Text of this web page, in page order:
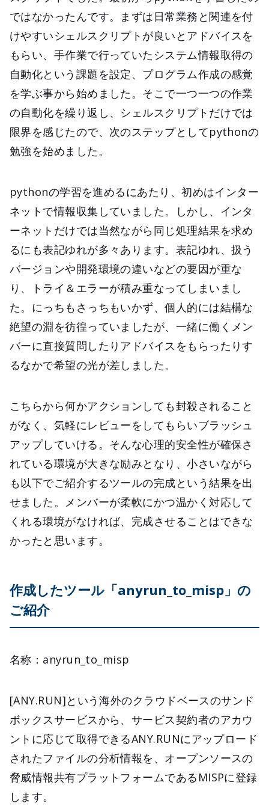
ではなかったんです。まずは日常業務と関連を付
けやすいシェルスクリプトが良いとアドバイスを
もらい、手作業で行っていたシステム情報取得の
自動化という課題を設定、プログラム作成の感覚
を学ぶ事から始めました。そこで一つ一つの作業
の自動化を繰り返し、シェルスクリプトだけでは
限界を感じたので、次のステップとしてpythonの
勉強を始めました。
pythonの学習を進めるにあたり、初めはインター
ネットで情報収集していました。しかし、インタ
ーネットだけでは当然ながら同じ処理結果を求め
るにも表記ゆれが多々あります。表記ゆれ、扱う
バージョンや開発環境の違いなどの要因が重な
り、トライ＆エラーが積み重なってしまいまし
た。にっちもさっちもいかず、個人的には結構な
絶望の淵を彷徨っていましたが、一緒に働くメン
バーに直接質問したりアドバイスをもらったりす
るなかで希望の光が差しました。
こちらから何かアクションしても封殺されること
がなく、気軽にレビューをしてもらいブラッシュ
アップしていける。そんな心理的安全性が確保さ
れている環境が大きな励みとなり、小さいながら
も以下でご紹介するツールの完成という結果を出
せました。メンバーが柔軟にかつ温かく対応して
くれる環境がなければ、完成させることはできな
かったと思います。
作成したツール「anyrun_to_misp」の
ご紹介
名称：anyrun_to_misp
[ANY.RUN]という海外のクラウドベースのサンド
ボックスサービスから、サービス契約者のアカウ
ントに応じて取得できるANY.RUNにアップロード
されたファイルの分析情報を、オープンソースの
脅威情報共有プラットフォームであるMISPに登録
します。